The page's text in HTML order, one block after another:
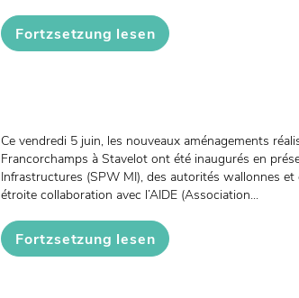
Fortzsetzung lesen
Ce vendredi 5 juin, les nouveaux aménagements
Francorchamps à Stavelot ont été inaugurés en
Infrastructures (SPW MI), des autorités wallonnes et
étroite collaboration avec l’AIDE (Association...
Fortzsetzung lesen